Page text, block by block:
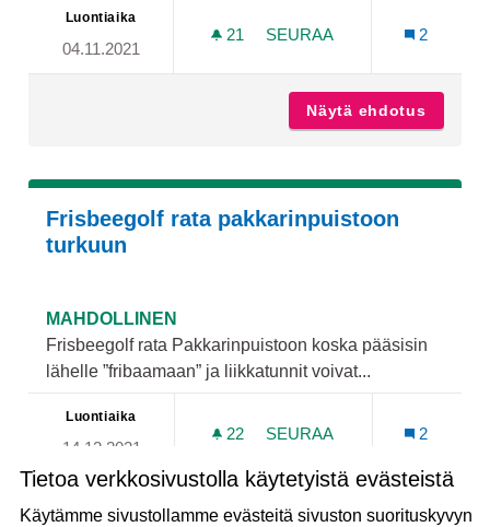
Tietoa verkkosivustolla käytetyistä evästeistä
Käytämme sivustollamme evästeitä sivuston suorituskyvyn
Luontiaika
04.11.2021
21 21 SEURAAJAA
SEURAA
2
Näytä ehdotus
Frisbeegolf rata pakkarinpuistoon
turkuun
MAHDOLLINEN
Frisbeegolf rata Pakkarinpuistoon koska pääsisin
lähelle ”fribaamaan” ja liikkatunnit voivat...
Luontiaika
14.12.2021
22 22 SEURAAJAA
SEURAA
2
Näytä ehdotus